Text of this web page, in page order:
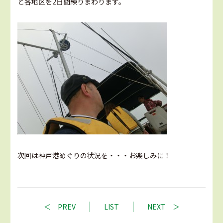
次回は神戸港めぐりの状況を・・・お楽しみに！
PREV LIST NEXT